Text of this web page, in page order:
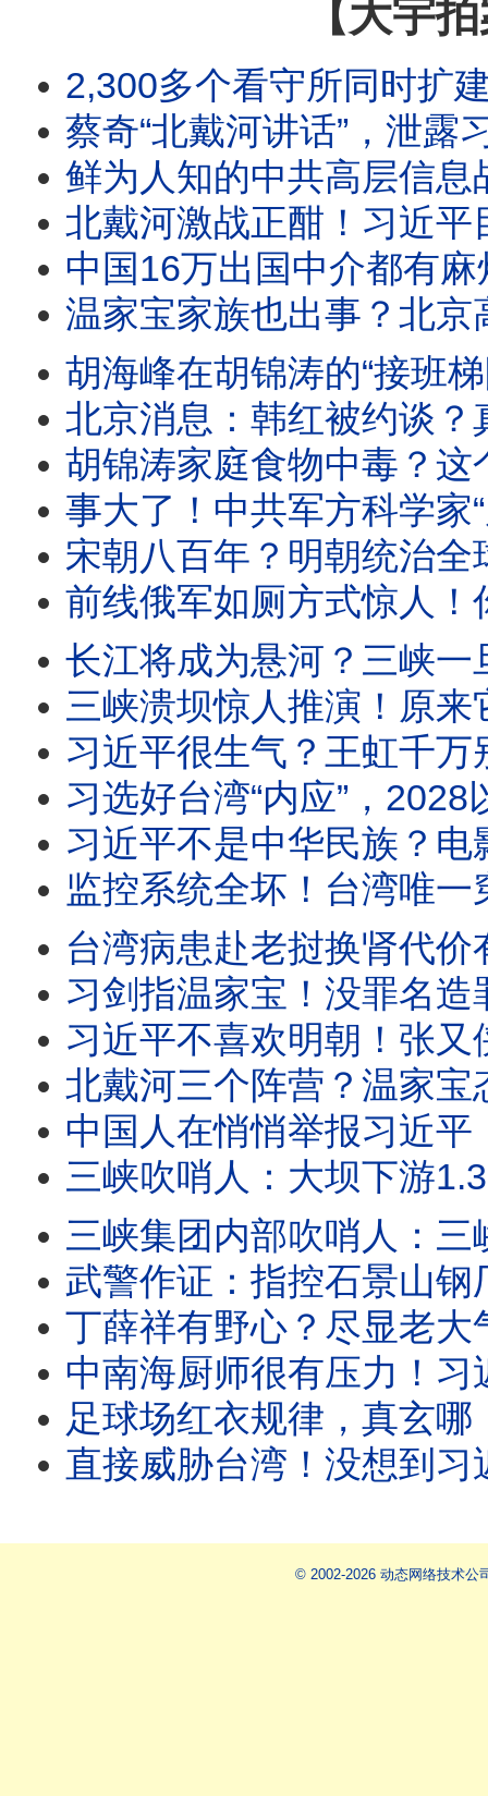
【大宇
2,300多个看守所同时扩建！朝鲜+橱窗经济并存？强制恢复中国籍不是个案！冯
蔡奇“北戴河讲话”，泄露习真实地位！外媒记者揭露北戴河特权
鲜为人知的中共高层信息战！传言指温家宝妻子被调查，这跟温家宝什么关系？骇客
北戴河激战正酣！习近平目标2035？军队还没完全掌控！三峡集团外泄资料
中国16万出国中介都有麻烦？中共出入境19条新规全解析！一个地方公安都有权禁止
温家宝家族也出事？北京高层怎么了！胡锦涛之死不单纯，点了习近平死穴！海内外
胡海峰在胡锦涛的“接班梯队”中！习近平会先下手为强吗？大陆疯传胡锦涛家庭食物中Du，胡
北京消息：韩红被约谈？真正没人敢查的，是那消失的501亿！涉于朦胧案的辛奇，
胡锦涛家庭食物中毒？这个传言靠谱吗？..胡锦涛夫妇与儿子都近况如何，他们饮
事大了！中共军方科学家“周育森”，在COVID爆发前1年，把病毒样本寄到美
宋朝八百年？明朝统治全球？中国抖音疯传奇谈怪论！背后有阴谋？如何看
前线俄军如厕方式惊人！你绝想不到；当兵有什么好，中共军队招兵出现困难，发生什么
长江将成为悬河？三峡一旦垮掉，最严重的不止是洪水，还有巨量泥沙喷出，诸多水道、
三峡溃坝惊人推演！原来它是长江23年地质大便秘的元凶，20.8亿流体砂浆会砸扁
习近平很生气？王虹千万别回国！小粉红对王虹衣装都口诛笔伐，因为买贵了！英
习选好台湾“内应”，2028以武力支持？！中共正在教伊朗剪断海底电缆，其实
习近平不是中华民族？电影《澎湖海战》带来了习近平统治合法性
监控系统全坏！台湾唯一穿甲弹材料工厂负责人遭虐S；台湾民意：不单纯！菲尔兹奖
台湾病患赴老挝换肾代价有多大？台媒对话地下移植公司：18万美元、术后照护断
习剑指温家宝！没罪名造罪名？ 抓了秘书、屈打成招？温家进入射
习近平不喜欢明朝！张又侠跟袁崇焕也太像！《澎湖海战》
北戴河三个阵营？温家宝态度强硬！胡锦涛透露复仇动机？三峡集团泄密案
中国人在悄悄举报习近平！？公安还受理！清华教授关于中国水库的神评论，再次
三峡吹哨人：大坝下游1.32亿人有危险？万亿水利拨款被贪污！三峡是重力
三峡集团内部吹哨人：三峡大坝多处渗水？中共瞬间溃坝内部模拟被泄，目吹哨人被
武警作证：指控石景山钢厂罪恶！谷爱凌纵身一跃的钢厂，竟掩盖著361位
丁薛祥有野心？尽显老大气场，给习近平下指导棋！菲律宾发了习图片，大陆绝不敢转
中南海厨师很有压力！习近平和中共高层吃得不简单；国宴后厨也不易：政审、剃光
足球场红衣规律，真玄哪！西班牙夺冠不是偶然，这场胜利是从一个训练营走出来的；
直接威胁台湾！没想到习近平这么坏！美伊战争来到最危险关口？川普授意全面升级
© 2002-2026 动态网络技术公